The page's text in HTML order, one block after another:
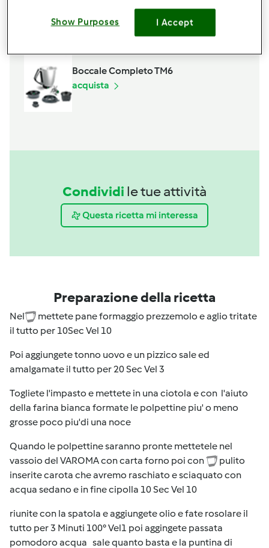
Spatola
Boccale Completo TM6
acquista
Condividi le tue attività
Questa ricetta mi interessa
Preparazione della ricetta
Nel
mettete pane formaggio prezzemolo e aglio tritate
il tutto per 10Sec Vel 10
Poi aggiungete tonno uovo e un pizzico sale ed
amalgamate il tutto per 20 Sec Vel 3
Togliete l'impasto e mettete in una ciotola e con l'aiuto
della farina bianca formate le polpettine piu' o meno
grosse poco piu'di una noce
Quando le polpettine saranno pronte mettetele nel
vassoio del VAROMA con carta forno poi con
pulito
inserite carota che avremo raschiato e sciaquato con
acqua sedano e in fine cipolla 10 Sec Vel 10
riunite con la spatola e aggiungete olio e fate rosolare il
tutto per 3 Minuti 100° Vel1 poi aggingete passata
pomodoro acqua sale quanto basta e la puntina di
Show Purposes I Accept